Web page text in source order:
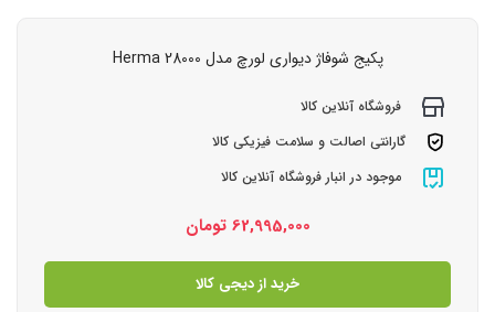
پکیج شوفاژ دیواری لورچ مدل Herma 28000
فروشگاه آنلاین کالا
گارانتی اصالت و سلامت فیزیکی کالا
موجود در انبار فروشگاه آنلاین کالا
62,995,000 تومان
خرید از دیجی کالا